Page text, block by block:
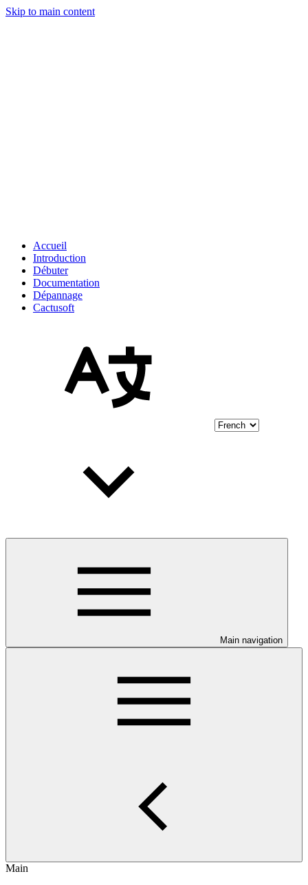
Skip to main content
Accueil
Introduction
Débuter
Documentation
Dépannage
Cactusoft
Main navigation
Main